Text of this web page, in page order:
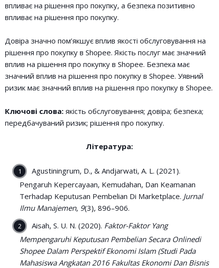
впливає на рішення про покупку, а безпека позитивно
впливає на рішення про покупку.
Довіра значно пом’якшує вплив якості обслуговування на
рішення про покупку в Shopee. Якість послуг має значний
вплив на рішення про покупку в Shopee. Безпека має
значний вплив на рішення про покупку в Shopee. Уявний
ризик має значний вплив на рішення про покупку в Shopee.
Ключові слова: якість обслуговування; довіра; безпека;
передбачуваний ризик; рішення про покупку.
Література:
Agustiningrum, D., & Andjarwati, A. L. (2021).
Pengaruh Kepercayaan, Kemudahan, Dan Keamanan
Terhadap Keputusan Pembelian Di Marketplace. Jurnal
Ilmu Manajemen, 9(3), 896–906.
Aisah, S. U. N. (2020). Faktor-Faktor Yang
Mempengaruhi Keputusan Pembelian Secara Onlinedi
Shopee Dalam Perspektif Ekonomi Islam (Studi Pada
Mahasiswa Angkatan 2016 Fakultas Ekonomi Dan Bisnis